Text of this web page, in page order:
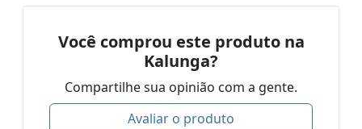
Você comprou este produto na
Kalunga?
Compartilhe sua opinião com a gente.
Avaliar o produto